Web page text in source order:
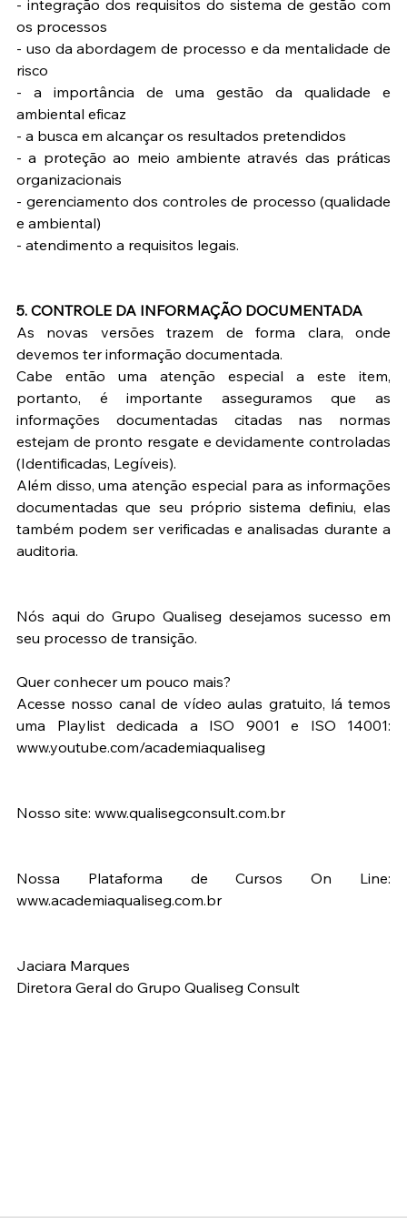
- integração dos requisitos do sistema de gestão com
os processos
- uso da abordagem de processo e da mentalidade de
risco
- a importância de uma gestão da qualidade e
ambiental eficaz
- a busca em alcançar os resultados pretendidos
- a proteção ao meio ambiente através das práticas
organizacionais
- gerenciamento dos controles de processo (qualidade
e ambiental)
- atendimento a requisitos legais.
5. CONTROLE DA INFORMAÇÃO DOCUMENTADA
As novas versões trazem de forma clara, onde
devemos ter informação documentada.
Cabe então uma atenção especial a este item,
portanto, é importante asseguramos que as
informações documentadas citadas nas normas
estejam de pronto resgate e devidamente controladas
(Identificadas, Legíveis).
Além disso, uma atenção especial para as informações
documentadas que seu próprio sistema definiu, elas
também podem ser verificadas e analisadas durante a
auditoria.
Nós aqui do Grupo Qualiseg desejamos sucesso em
seu processo de transição.
Quer conhecer um pouco mais?
Acesse nosso canal de vídeo aulas gratuito, lá temos
uma Playlist dedicada a ISO 9001 e ISO 14001:
www.youtube.com/academiaqualiseg
Nosso site: www.qualisegconsult.com.br
Nossa Plataforma de Cursos On Line:
www.academiaqualiseg.com.br
Jaciara Marques
Diretora Geral do Grupo Qualiseg Consult